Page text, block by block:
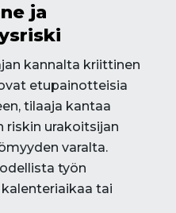
ja
kannalta kriittinen
etupainotteisia
tilaaja kantaa
riskin urakoitsijan
varalta.
työn
tai